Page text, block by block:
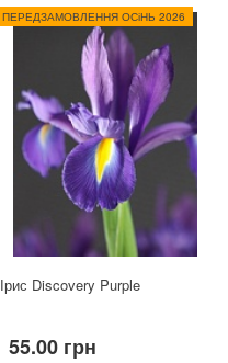
ПЕРЕДЗАМОВЛЕННЯ ОСіНЬ 2026
Ірис Discovery Purple
55.00 грн